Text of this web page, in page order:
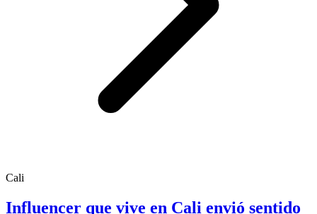
Cali
Influencer que vive en Cali envió sentido